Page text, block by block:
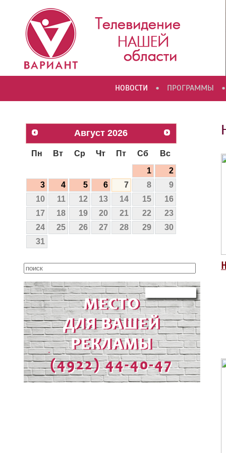
НОВОСТИ • ПРОГРАММЫ •
Август 2026
Пн Вт Ср Чт Пт Сб Вс
1
2
3
4 5 6 7 8
9
10
11 12 13 14 15
16
17
18 19 20 21 22
23
24
25 26 27 28 29
30
31